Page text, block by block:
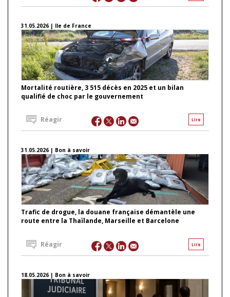
31.05.2026 | Ile de France
Mortalité routière, 3 515 décès en 2025 et un bilan
qualifié de choc par le gouvernement
Lire
Réagir
31.05.2026 | Bon à savoir
Trafic de drogue, la douane française démantèle une
route entre la Thaïlande, Marseille et Barcelone
Lire
Réagir
18.05.2026 | Bon à savoir